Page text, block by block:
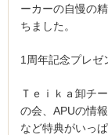
ーカーの自慢の
ちました。
1周年記念プレゼ
Ｔｅｉｋａ卸チ
の会、APUの情報
など特典がいっぱ